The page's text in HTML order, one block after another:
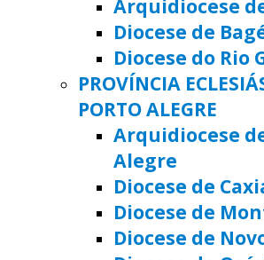
Arquidiocese
Diocese de
Diocese do Rio
PROVÍNCIA
PORTO ALEGRE
Arquidiocese
Alegre
Diocese de
Diocese de
Diocese de